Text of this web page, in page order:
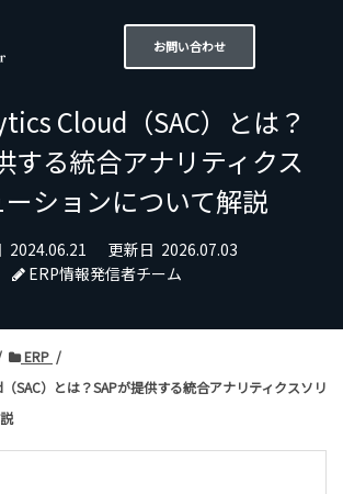
お問い合わせ
Cloud（SAC）とは？
する統合アナリティクス
ーションについて解説
2024.06.21 更新日 2026.07.03
ERP情報発信者チーム
ERP
SAC）とは？SAPが提供する統合アナリティクスソリ